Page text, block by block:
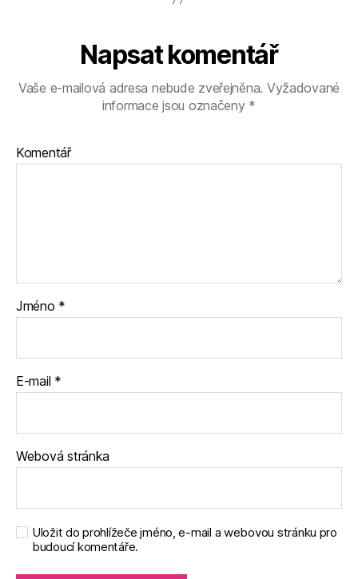
Napsat komentář
Vaše e-mailová adresa nebude zveřejněna. Vyžadované
informace jsou označeny *
Komentář
Jméno *
E-mail *
Webová stránka
Uložit do prohlížeče jméno, e-mail a webovou stránku pro
budoucí komentáře.